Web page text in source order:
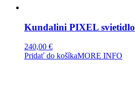
Kundalini PIXEL svietidlo
240,00 €
Pridať do košíkaMORE INFO